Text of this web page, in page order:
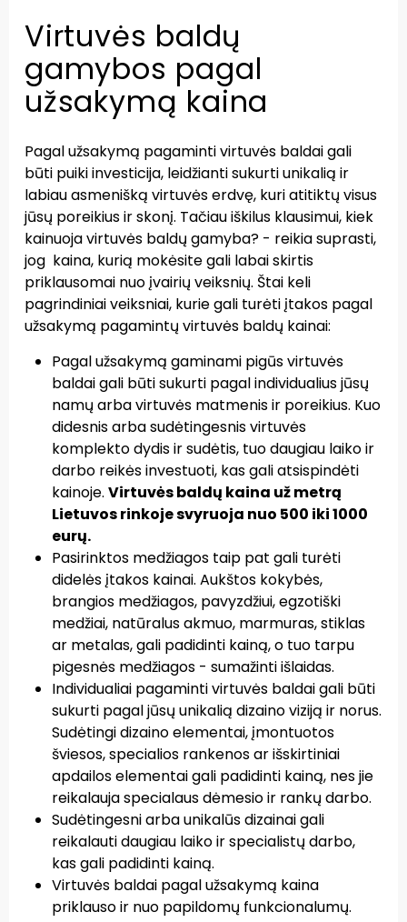
Virtuvės baldų
gamybos pagal
užsakymą kaina
Pagal užsakymą pagaminti virtuvės baldai gali
būti puiki investicija, leidžianti sukurti unikalią ir
labiau asmenišką virtuvės erdvę, kuri atitiktų visus
jūsų poreikius ir skonį. Tačiau iškilus klausimui, kiek
kainuoja virtuvės baldų gamyba? - reikia suprasti,
jog kaina, kurią mokėsite gali labai skirtis
priklausomai nuo įvairių veiksnių. Štai keli
pagrindiniai veiksniai, kurie gali turėti įtakos pagal
užsakymą pagamintų virtuvės baldų kainai:
Pagal užsakymą gaminami pigūs virtuvės
baldai gali būti sukurti pagal individualius jūsų
namų arba virtuvės matmenis ir poreikius. Kuo
didesnis arba sudėtingesnis virtuvės
komplekto dydis ir sudėtis, tuo daugiau laiko ir
darbo reikės investuoti, kas gali atsispindėti
kainoje. Virtuvės baldų kaina už metrą
Lietuvos rinkoje svyruoja nuo 500 iki 1000
eurų.
Pasirinktos medžiagos taip pat gali turėti
didelės įtakos kainai. Aukštos kokybės,
brangios medžiagos, pavyzdžiui, egzotiški
medžiai, natūralus akmuo, marmuras, stiklas
ar metalas, gali padidinti kainą, o tuo tarpu
pigesnės medžiagos - sumažinti išlaidas.
Individualiai pagaminti virtuvės baldai gali būti
sukurti pagal jūsų unikalią dizaino viziją ir norus.
Sudėtingi dizaino elementai, įmontuotos
šviesos, specialios rankenos ar išskirtiniai
apdailos elementai gali padidinti kainą, nes jie
reikalauja specialaus dėmesio ir rankų darbo.
Sudėtingesni arba unikalūs dizainai gali
reikalauti daugiau laiko ir specialistų darbo,
kas gali padidinti kainą.
Virtuvės baldai pagal užsakymą kaina
priklauso ir nuo papildomų funkcionalumų.